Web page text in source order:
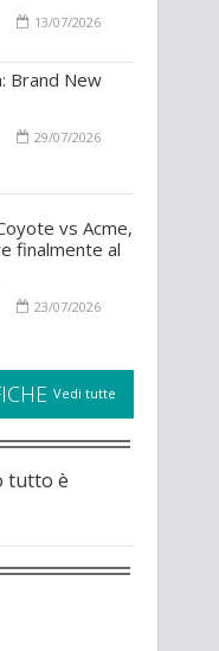
13/07/2026
Brand New
29/07/2026
vs Acme,
finalmente al
23/07/2026
Vedi tutte
tutto è